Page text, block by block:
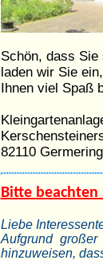
Schön, dass Sie
laden wir Sie
Ihnen viel Spaß
82110 Germering
Bitte beachten
Liebe
Aufgrund
hinzuweisen,